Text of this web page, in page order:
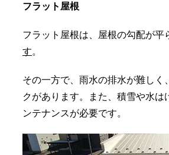
フラット屋根
フラット屋根は、屋根の勾配が平
す。
その一方で、雨水の排水が難し
クがあります。また、積雪や水
ンテナンスが必要です。